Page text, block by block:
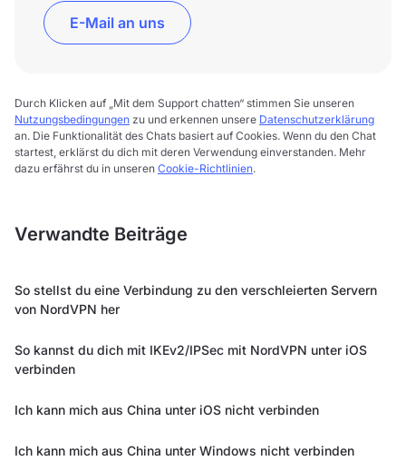
E-Mail an uns
Durch Klicken auf „Mit dem Support chatten“ stimmen Sie unseren
Nutzungsbedingungen zu und erkennen unsere Datenschutzerklärung
an. Die Funktionalität des Chats basiert auf Cookies. Wenn du den Chat
startest, erklärst du dich mit deren Verwendung einverstanden. Mehr
dazu erfährst du in unseren Cookie-Richtlinien.
Verwandte Beiträge
So stellst du eine Verbindung zu den verschleierten Servern
von NordVPN her
So kannst du dich mit IKEv2/IPSec mit NordVPN unter iOS
verbinden
Ich kann mich aus China unter iOS nicht verbinden
Ich kann mich aus China unter Windows nicht verbinden